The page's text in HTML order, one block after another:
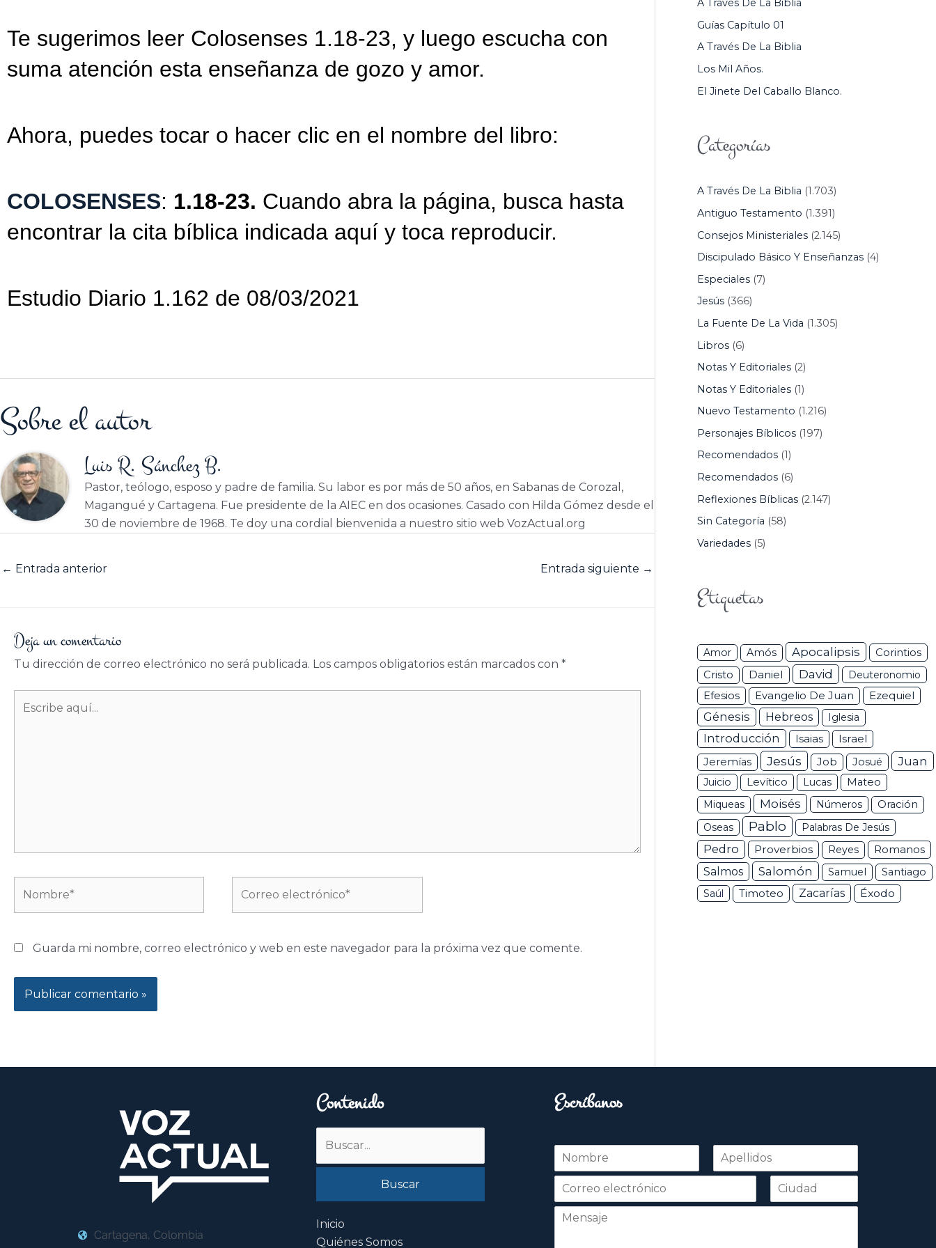
Te sugerimos leer Colosenses 1.18-23, y luego escucha con
suma atención esta enseñanza de gozo y amor.
Ahora, puedes tocar o hacer clic en el nombre del libro:
COLOSENSES: 1.18-23. Cuando abra la página, busca hasta
encontrar la cita bíblica indicada aquí y toca reproducir.
Estudio Diario 1.162 de 08/03/2021
Sobre el autor
Luis R. Sánchez B.
Pastor, teólogo, esposo y padre de familia. Su labor es por más de 50 años, en Sabanas de Corozal,
Magangué y Cartagena. Fue presidente de la AIEC en dos ocasiones. Casado con Hilda Gómez desde el
30 de noviembre de 1968. Te doy una cordial bienvenida a nuestro sitio web VozActual.org
← Entrada anterior Entrada siguiente →
Deja un comentario
Tu dirección de correo electrónico no será publicada. Los campos obligatorios están marcados con *
aquí...
electrónico*
Guarda mi nombre, correo electrónico y web en este navegador para la próxima vez que comente.
R
:
A Través De La Biblia
Guías Capítulo 01
A Través De La Biblia
Los Mil Años.
El Jinete Del Caballo Blanco.
Categorías
A Través De La Biblia (1.703)
Antiguo Testamento (1.391)
Consejos Ministeriales(2.145)
Discipulado Básico Y Enseñanzas(4)
Especiales(7)
Jesús(366)
La Fuente De La Vida (1.305)
Libros(6)
Notas Y Editoriales(2)
Notas Y Editoriales(1)
Nuevo Testamento (1.216)
Personajes Bíblicos(197)
Recomendados(1)
Recomendados(6)
Reflexiones Bíblicas(2.147)
Sin Categoría (58)
Variedades(5)
Etiquetas
Amor Amós Apocalipsis Corintios
Cristo Daniel David Deuteronomio
Efesios Evangelio De Juan Ezequiel
Génesis Hebreos Iglesia
Introducción Isaias Israel
Jeremías Jesús Job Josué Juan
Juicio Levítico Lucas
Mateo
Miqueas
Moisés Números
Oración
Oseas
Pablo Palabras De Jesús
Pedro Proverbios Reyes
Romanos
Salmos
Salomón Samuel
Santiago
Saúl
Timoteo Zacarías Éxodo
Cartagena, Colombia
Contenido
por:
Inicio
Quiénes Somos
Escríbanos
m
r
Nombre Apellidos